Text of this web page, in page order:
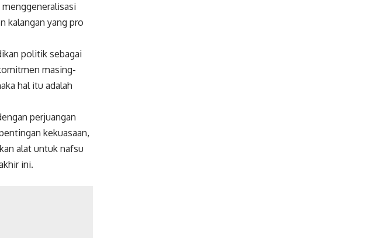
kalangan yang pro
politik sebagai
masing-
hal itu adalah
perjuangan
kekuasaan,
alat untuk nafsu
ini.